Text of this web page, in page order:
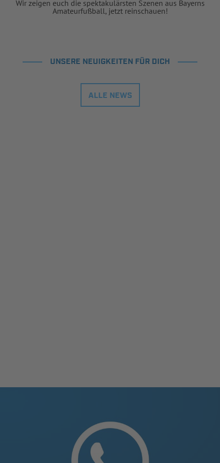
Wir zeigen euch die spektakulärsten Szenen aus Bayerns
Amateurfußball, jetzt reinschauen!
UNSERE NEUIGKEITEN FÜR DICH
ALLE NEWS